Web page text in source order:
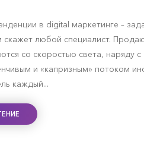
в digital маркетинге –
скажет любой специалист.
со скоростью света, наряду с
и «капризным» потоком
каждый...